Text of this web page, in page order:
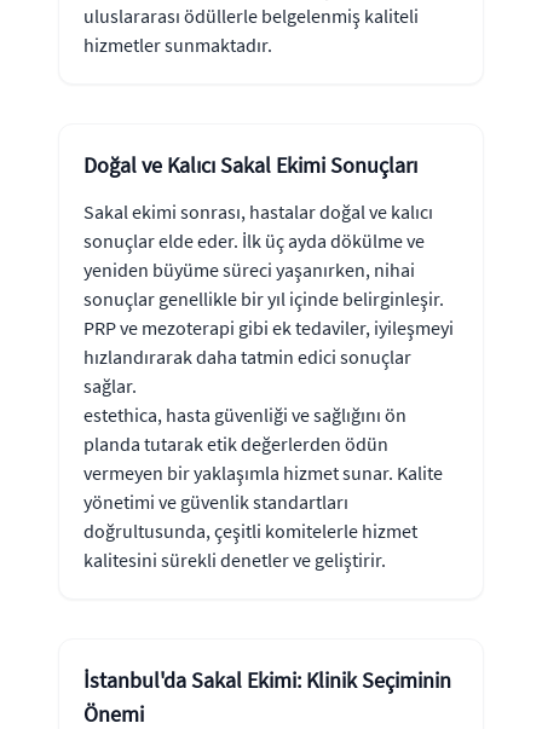
uluslararası ödüllerle belgelenmiş kaliteli
hizmetler sunmaktadır.
Doğal ve Kalıcı Sakal Ekimi Sonuçları
Sakal ekimi sonrası, hastalar doğal ve kalıcı
sonuçlar elde eder. İlk üç ayda dökülme ve
yeniden büyüme süreci yaşanırken, nihai
sonuçlar genellikle bir yıl içinde belirginleşir.
PRP ve mezoterapi gibi ek tedaviler, iyileşmeyi
hızlandırarak daha tatmin edici sonuçlar
sağlar.
estethica, hasta güvenliği ve sağlığını ön
planda tutarak etik değerlerden ödün
vermeyen bir yaklaşımla hizmet sunar. Kalite
yönetimi ve güvenlik standartları
doğrultusunda, çeşitli komitelerle hizmet
kalitesini sürekli denetler ve geliştirir.
İstanbul'da Sakal Ekimi: Klinik Seçiminin
Önemi